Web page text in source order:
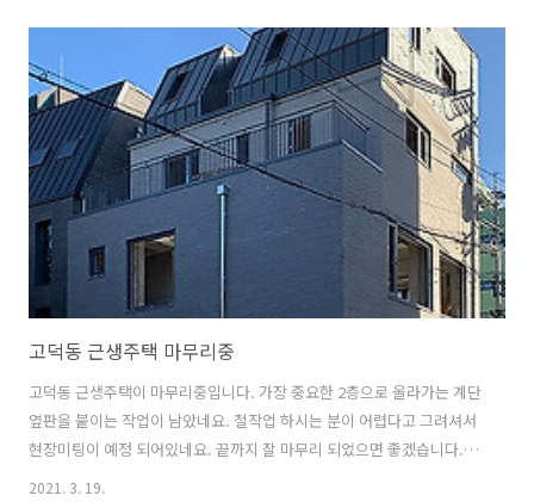
고덕동 근생주택 마무리중
고덕동 근생주택이 마무리중입니다. 가장 중요한 2층으로 올라가는 계단
옆판을 붙이는 작업이 남았네요. 철작업 하시는 분이 어렵다고 그려셔서
현장미팅이 예정 되어있네요. 끝까지 잘 마무리 되었으면 좋겠습니다.
2020. 10. 26
2021. 3. 19.